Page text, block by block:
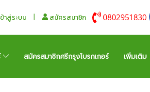
าสู่ระบบ สมัครสมาชิก 0802951830
สมัครสมาชิกศรีกรุงโบรกเกอร์ เพิ่มเติม